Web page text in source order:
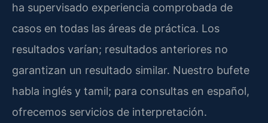
ha supervisado experiencia comprobada de
casos en todas las áreas de práctica. Los
resultados varían; resultados anteriores no
garantizan un resultado similar. Nuestro bufete
habla inglés y tamil; para consultas en español,
ofrecemos servicios de interpretación.